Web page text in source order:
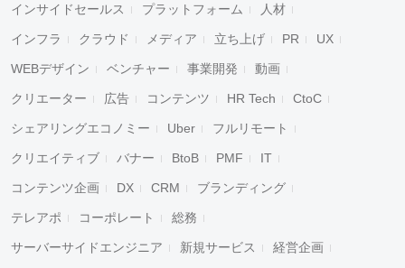
インサイドセールス プラットフォーム 人材
インフラ クラウド メディア 立ち上げ PR UX
WEBデザイン ベンチャー 事業開発 動画
クリエーター 広告 コンテンツ HR Tech CtoC
シェアリングエコノミー Uber フルリモート
クリエイティブ バナー BtoB PMF IT
コンテンツ企画 DX CRM ブランディング
テレアポ コーポレート 総務
サーバーサイドエンジニア 新規サービス 経営企画